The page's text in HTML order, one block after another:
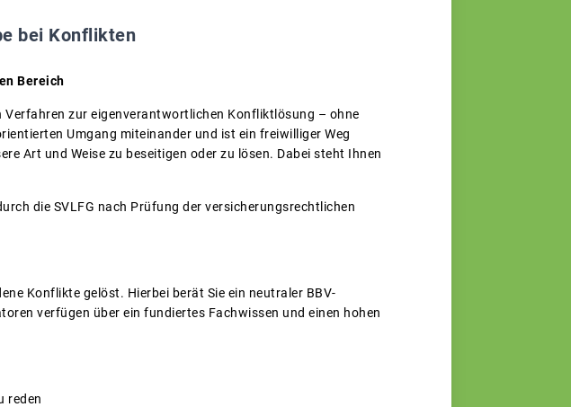
bei Konflikten
Bereich
zur eigenverantwortlichen Konfliktlösung – ohne
Umgang miteinander und ist ein freiwilliger Weg
Art und Weise zu beseitigen oder zu lösen. Dabei steht Ihnen
die SVLFG nach Prüfung der versicherungsrechtlichen
Konflikte gelöst. Hierbei berät Sie ein neutraler BBV-
verfügen über ein fundiertes Fachwissen und einen hohen
reden